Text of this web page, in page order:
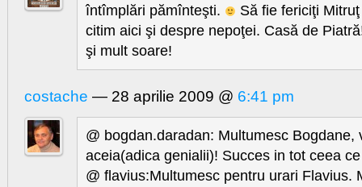
întîmplări pămînteşti.
Să fie fericiţi
citim aici şi despre nepoţei. Casă de
şi mult soare!
costache — 28 aprilie 2009 @ 6:41 pm
@ bogdan.daradan: Multumesc Bogdane,
aceia(adica genialii)! Succes in tot ceea
@ flavius:Multumesc pentru urari Flavius.